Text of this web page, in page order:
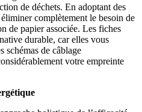
de déchets. En adoptant des
complètement le besoin de
de papier associée. Les fiches
durable, car elles vous
schémas de câblage
votre empreinte